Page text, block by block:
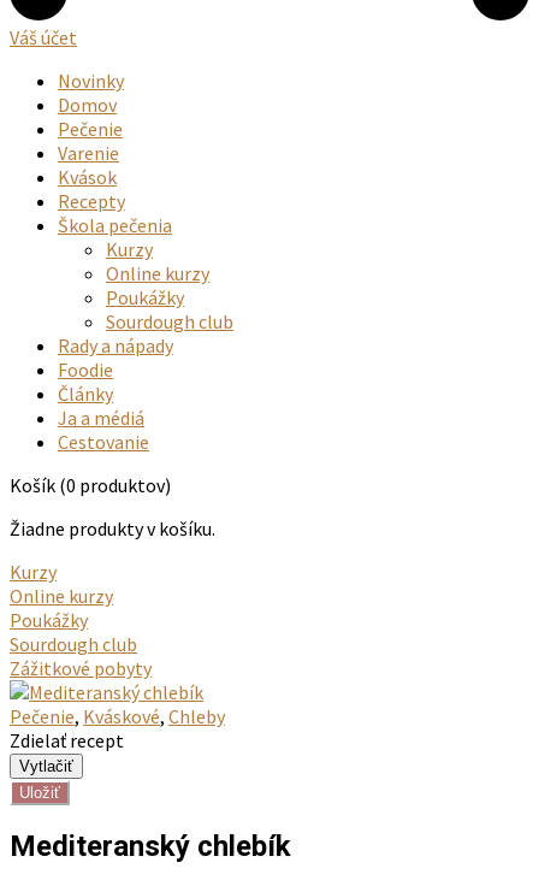
Váš účet
Novinky
Domov
Pečenie
Varenie
Kvások
Recepty
Škola pečenia
Kurzy
Online kurzy
Poukážky
Sourdough club
Rady a nápady
Foodie
Články
Ja a médiá
Cestovanie
Košík (0 produktov)
Žiadne produkty v košíku.
Kurzy
Online kurzy
Poukážky
Sourdough club
Zážitkové pobyty
Pečenie, Kváskové, Chleby
Zdielať recept
Uložiť
Mediteranský chlebík